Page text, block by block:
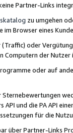
Partner-Links
zu umgehen
im Browser eines
oder
Computern der
oder auf
API und die PA API
für die
über Partner-Links